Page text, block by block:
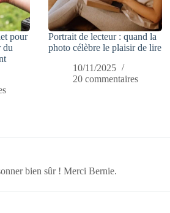
pour
du
Portrait de lecteur : quand la
photo célèbre le plaisir de lire
10/11/2025
20 commentaires
bien sûr ! Merci Bernie.